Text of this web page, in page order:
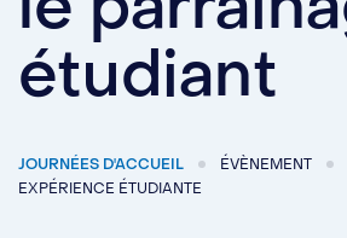
étudiant
JOURNÉES D'ACCUEIL
ÉVÈNEMENT
EXPÉRIENCE ÉTUDIANTE